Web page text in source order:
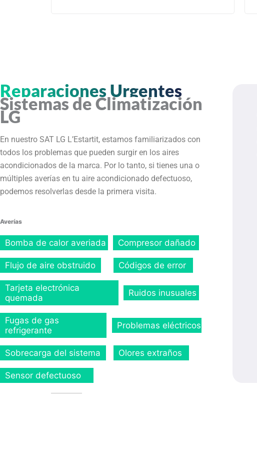
Reparaciones Urgentes
Sistemas de Climatización
LG
En nuestro SAT LG L’Estartit, estamos familiarizados con
todos los problemas que pueden surgir en los aires
acondicionados de la marca. Por lo tanto, si tienes una o
múltiples averías en tu aire acondicionado defectuoso,
podemos resolverlas desde la primera visita.
Averías
Bomba de calor averiada Compresor dañado
Flujo de aire obstruido Códigos de error
Tarjeta electrónica
quemada
Ruidos inusuales
Fugas de gas
refrigerante
Problemas eléctricos
Sobrecarga del sistema Olores extraños
Sensor defectuoso